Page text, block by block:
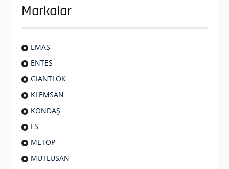
Markalar
EMAS
ENTES
GIANTLOK
KLEMSAN
KONDAŞ
LS
METOP
MUTLUSAN